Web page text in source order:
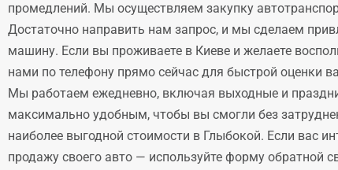
промедлений. Мы осуществляем закупку
Достаточно направить нам запрос, и мы сделаем
машину. Если вы проживаете в Киеве и желаете
нами по телефону прямо сейчас для быстрой оценки
Мы работаем ежедневно, включая выходные и
максимально удобным, чтобы вы смогли без
наиболее выгодной стоимости в Глыбокой. Если вас
продажу своего авто — используйте форму обратной